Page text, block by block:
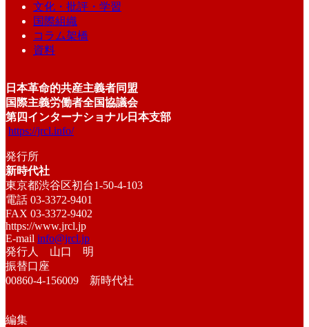
文化・批評・学習
国際組織
コラム架橋
資料
日本革命的共産主義者同盟
国際主義労働者全国協議会
第四インターナショナル日本支部
https://jrcl.info/
発行所
新時代社
東京都渋谷区初台1-50-4-103
電話 03-3372-9401
FAX 03-3372-9402
https://www.jrcl.jp
E-mail info@jrcl.jp
発行人 山口 明
振替口座
00860-4-156009 新時代社
編集